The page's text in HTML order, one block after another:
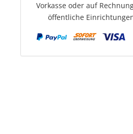
Vorkasse oder auf
öffentliche